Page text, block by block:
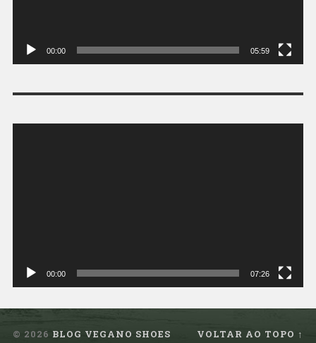
00:00 05:59
00:00 07:26
© 2026 BLOG VEGANO SHOES VOLTAR AO TOPO ↑